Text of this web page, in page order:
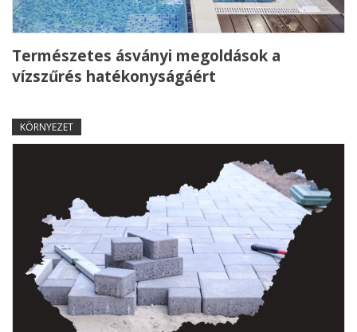
Természetes ásványi megoldások a
vízszűrés hatékonyságáért
KÖRNYEZET